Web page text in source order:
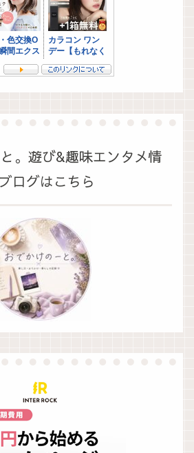
。遊び&趣味エンタメ情
ログはこちら